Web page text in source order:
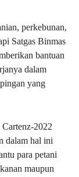
perkebunan,
Satgas Binmas
bantuan
dalam
yang
2022
dalam hal ini
para petani
maupun